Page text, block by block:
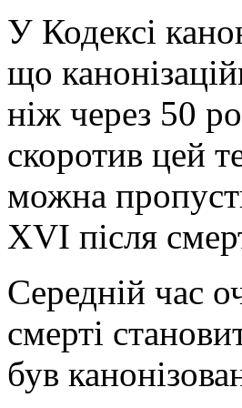
У Кодексі
що
ніж через 50
скоротив цей
можна
XVI після
Середній час
смерті
був